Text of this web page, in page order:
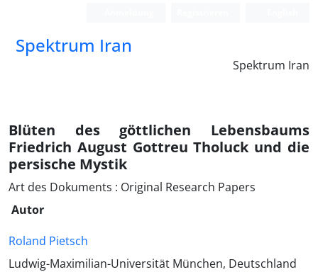
Spektrum Iran
Spektrum Iran
Blüten des göttlichen Lebensbaums
Friedrich August Gottreu Tholuck und die
persische Mystik
Art des Dokuments : Original Research Papers
Autor
Roland Pietsch
Ludwig-Maximilian-Universität München, Deutschland